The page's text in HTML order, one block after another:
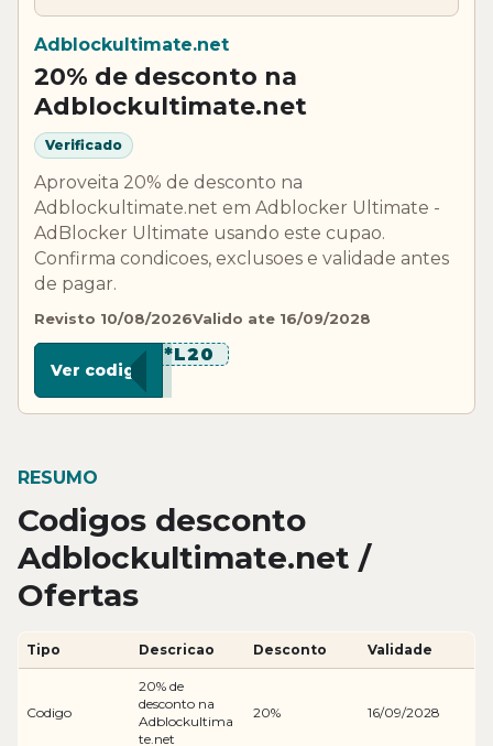
Adblockultimate.net
20% de desconto na
Adblockultimate.net
Verificado
Aproveita 20% de desconto na
Adblockultimate.net em Adblocker Ultimate -
AdBlocker Ultimate usando este cupao.
Confirma condicoes, exclusoes e validade antes
de pagar.
Revisto 10/08/2026Valido ate 16/09/2028
******L20
Ver codigo
RESUMO
Codigos desconto
Adblockultimate.net /
Ofertas
Tipo Descricao Desconto Validade
Codigo
20% de
desconto na
Adblockultima
te.net
20% 16/09/2028